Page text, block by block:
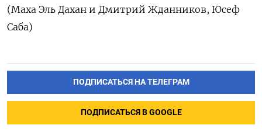
(Маха Эль Дахан и Дмитрий Жданников, Юсеф
Саба)
ПОДПИСАТЬСЯ НА ТЕЛЕГРАМ
ПОДПИСАТЬСЯ В GOOGLE